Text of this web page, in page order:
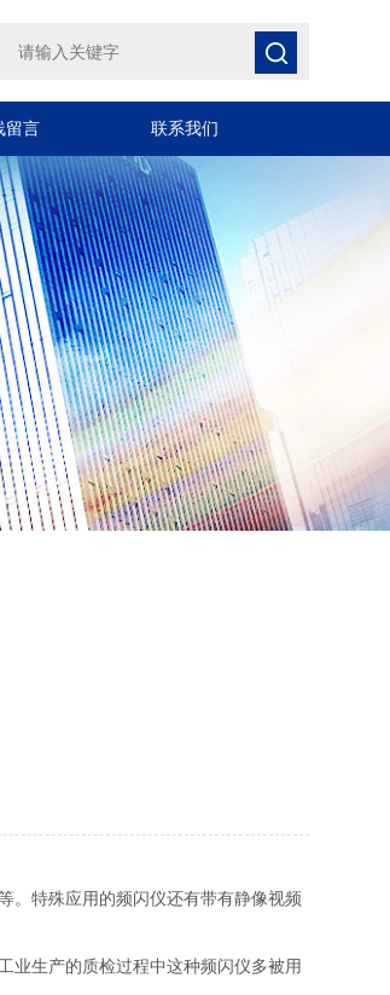
留言 联系我们
。特殊应用的频闪仪还有带有静像视频
业生产的质检过程中这种频闪仪多被用